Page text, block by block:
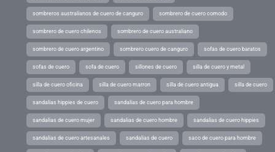
sombreros australianos de cuero de canguro sombrero de cuero comodo
sombrero de cuero chilenos sombrero de cuero australiano
sombrero de cuero argentino sombrero cuero de canguro sofas de cuero baratos
sofas de cuero sofa de cuero sillones de cuero silla de cuero y metal
silla de cuero oficina silla de cuero marron silla de cuero antigua silla de cuero
sandalias hippies de cuero sandalias de cuero para hombre
sandalias de cuero mujer sandalias de cuero hombre sandalias de cuero hippies
sandalias de cuero artesanales sandalias de cuero saco de cuero para hombre